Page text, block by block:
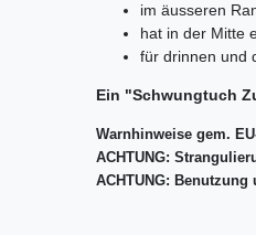
im äusseren
hat in der Mitte
für drinnen und
Ein "Schwungtuch
Warnhinweise gem.
ACHTUNG:
ACHTUNG: